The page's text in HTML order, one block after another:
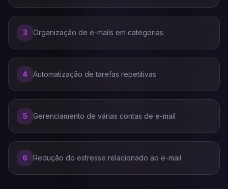
3 Organização de e-mails em categorias
4 Automatização de tarefas repetitivas
5 Gerenciamento de várias contas de e-mail
6 Redução do estresse relacionado ao e-mail